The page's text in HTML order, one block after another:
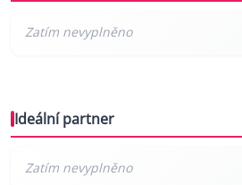
Ideální partner